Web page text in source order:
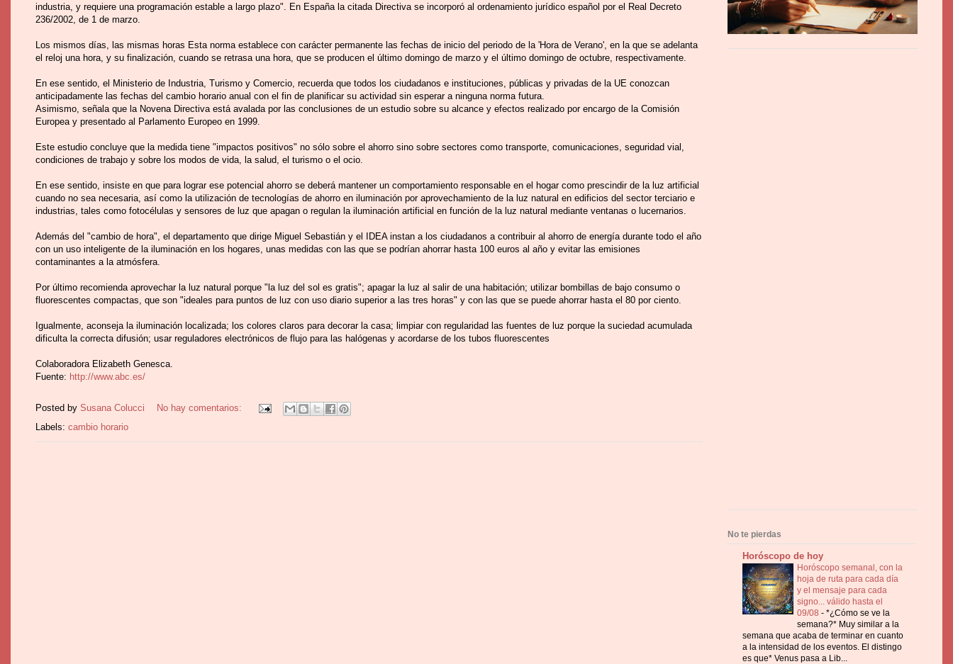
industria, y requiere una programación estable a largo plazo". En España la citada Directiva se incorporó al ordenamiento jurídico español por el Real Decreto
236/2002, de 1 de marzo.
Los mismos días, las mismas horas Esta norma establece con carácter permanente las fechas de inicio del periodo de la 'Hora de Verano', en la que se adelanta
el reloj una hora, y su finalización, cuando se retrasa una hora, que se producen el último domingo de marzo y el último domingo de octubre, respectivamente.
En ese sentido, el Ministerio de Industria, Turismo y Comercio, recuerda que todos los ciudadanos e instituciones, públicas y privadas de la UE conozcan
anticipadamente las fechas del cambio horario anual con el fin de planificar su actividad sin esperar a ninguna norma futura.
Asimismo, señala que la Novena Directiva está avalada por las conclusiones de un estudio sobre su alcance y efectos realizado por encargo de la Comisión
Europea y presentado al Parlamento Europeo en 1999.
Este estudio concluye que la medida tiene "impactos positivos" no sólo sobre el ahorro sino sobre sectores como transporte, comunicaciones, seguridad vial,
condiciones de trabajo y sobre los modos de vida, la salud, el turismo o el ocio.
En ese sentido, insiste en que para lograr ese potencial ahorro se deberá mantener un comportamiento responsable en el hogar como prescindir de la luz artificial
cuando no sea necesaria, así como la utilización de tecnologías de ahorro en iluminación por aprovechamiento de la luz natural en edificios del sector terciario e
industrias, tales como fotocélulas y sensores de luz que apagan o regulan la iluminación artificial en función de la luz natural mediante ventanas o lucernarios.
Además del "cambio de hora", el departamento que dirige Miguel Sebastián y el IDEA instan a los ciudadanos a contribuir al ahorro de energía durante todo el año
con un uso inteligente de la iluminación en los hogares, unas medidas con las que se podrían ahorrar hasta 100 euros al año y evitar las emisiones
contaminantes a la atmósfera.
Por último recomienda aprovechar la luz natural porque "la luz del sol es gratis"; apagar la luz al salir de una habitación; utilizar bombillas de bajo consumo o
fluorescentes compactas, que son "ideales para puntos de luz con uso diario superior a las tres horas" y con las que se puede ahorrar hasta el 80 por ciento.
Igualmente, aconseja la iluminación localizada; los colores claros para decorar la casa; limpiar con regularidad las fuentes de luz porque la suciedad acumulada
dificulta la correcta difusión; usar reguladores electrónicos de flujo para las halógenas y acordarse de los tubos fluorescentes
Colaboradora Elizabeth Genesca.
Fuente: http://www.abc.es/
Posted by Susana Colucci
No hay comentarios:
Labels: cambio horario
No te pierdas
Horóscopo de hoy
Horóscopo semanal, con la
hoja de ruta para cada día
y el mensaje para cada
signo... válido hasta el
09/08 - *¿Cómo se ve la
semana?* Muy similar a la
semana que acaba de terminar en cuanto
a la intensidad de los eventos. El distingo
es que* Venus pasa a Lib...